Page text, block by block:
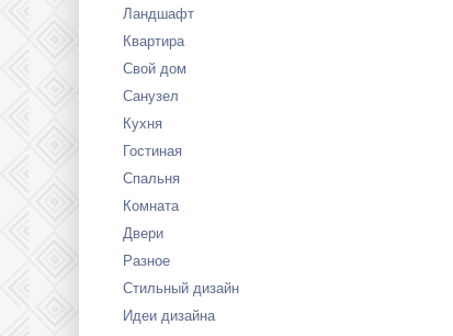
Ландшафт
Квартира
Свой дом
Санузел
Кухня
Гостиная
Спальня
Комната
Двери
Разное
Стильный дизайн
Идеи дизайна